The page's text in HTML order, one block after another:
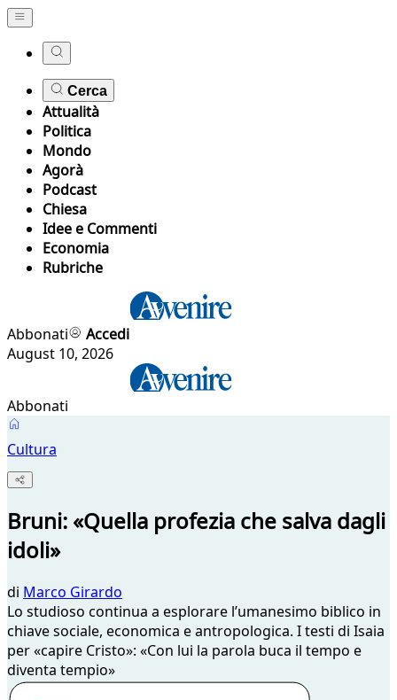
Cerca
Attualità
Politica
Mondo
Agorà
Podcast
Chiesa
Idee e Commenti
Economia
Rubriche
Abbonati
Accedi
August 10, 2026
Abbonati
Cultura
Bruni: «Quella profezia che salva dagli
idoli»
di Marco Girardo
Lo studioso continua a esplorare l’umanesimo biblico in
chiave sociale, economica e antropologica. I testi di Isaia
per «capire Cristo»: «Con lui la parola buca il tempo e
diventa tempio»